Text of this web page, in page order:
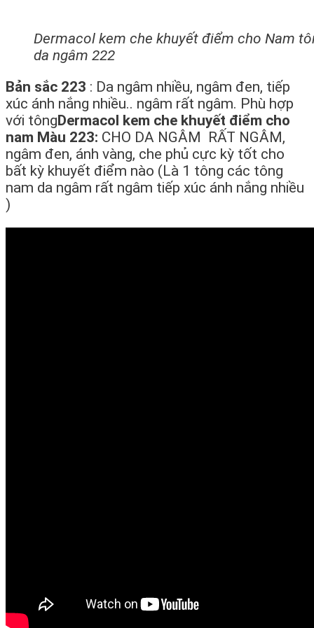
Dermacol kem che khuyết điểm cho Nam
da ngâm 222
Bản sắc 223 : Da ngâm nhiều, ngâm đen, tiếp
xúc ánh nắng nhiều.. ngâm rất ngâm. Phù hợp
với tôngDermacol kem che khuyết điểm cho
nam Màu 223: CHO DA NGÂM RẤT NGÂM,
ngâm đen, ánh vàng, che phủ cực kỳ tốt cho
bất kỳ khuyết điểm nào (Là 1 tông các tông
nam da ngâm rất ngâm tiếp xúc ánh nắng nhiều
)